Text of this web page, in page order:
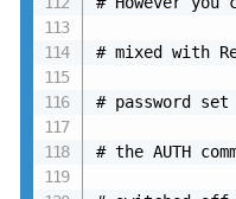
# mixed with
# password
# the AUTH